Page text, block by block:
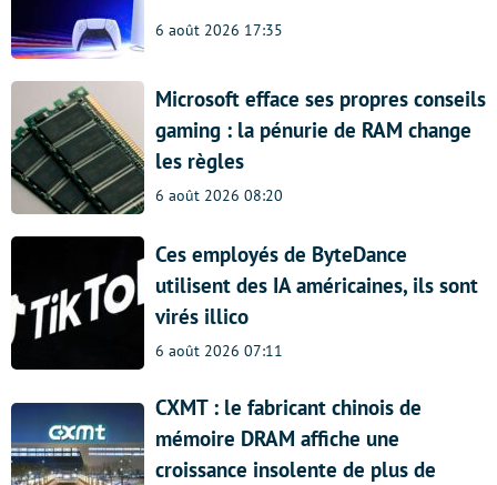
6 août 2026 17:35
Microsoft efface ses propres conseils
gaming : la pénurie de RAM change
les règles
6 août 2026 08:20
Ces employés de ByteDance
utilisent des IA américaines, ils sont
virés illico
6 août 2026 07:11
CXMT : le fabricant chinois de
mémoire DRAM affiche une
croissance insolente de plus de